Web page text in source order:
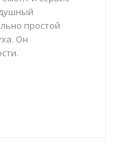
простой
Он